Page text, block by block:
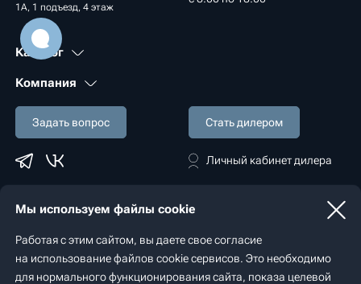
1А, 1 подъезд, 4 этаж
Каталог
Компания
Задать вопрос
Личный кабинет дилера
Стать дилером
© 2022 - 2026 «Spaceaqua»
Политика конфиденциальности
Разработка сайта — студия «Сибирикс»
Мы используем файлы cookie
Работая с этим сайтом, вы даете свое согласие
на использование файлов cookie сервисов. Это необходимо
для нормального функционирования сайта, показа целевой